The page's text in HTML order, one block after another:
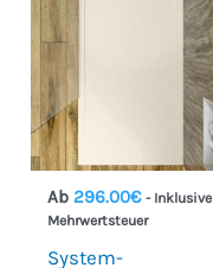
Ab 296.00€ - Inklusive
Mehrwertsteuer
System-